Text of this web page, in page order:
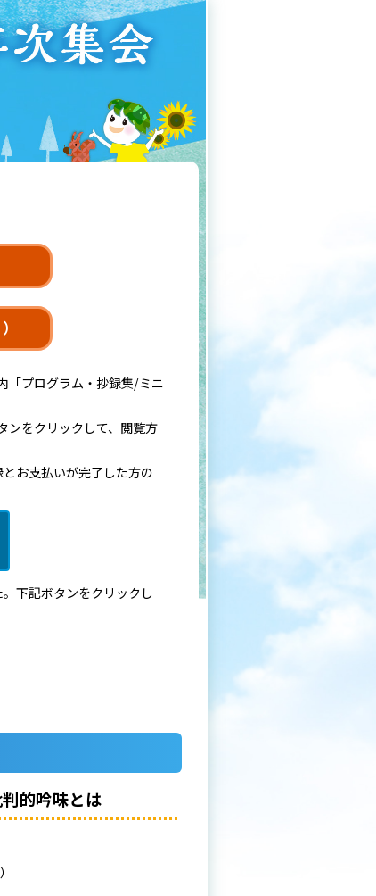
「プログラム・抄録集/ミニ
ンをクリックして、閲覧方
お支払いが完了した方の
下記ボタンをクリックし
的吟味とは